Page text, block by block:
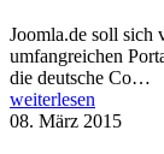
Joomla.de soll sich
umfangreichen
die deutsche Co…
weiterlesen
08. März 2015